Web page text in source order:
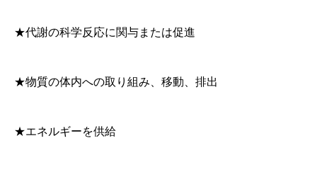
★代謝の科学反応に関与または促進
★物質の体内への取り組み、移動、排出
★エネルギーを供給